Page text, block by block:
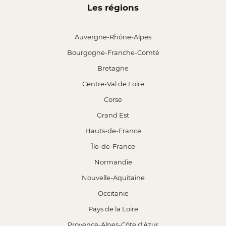
Les régions
Auvergne-Rhône-Alpes
Bourgogne-Franche-Comté
Bretagne
Centre-Val de Loire
Corse
Grand Est
Hauts-de-France
Île-de-France
Normandie
Nouvelle-Aquitaine
Occitanie
Pays de la Loire